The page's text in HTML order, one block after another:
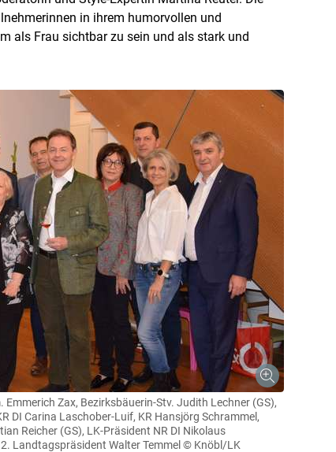
in ihrem humorvollen und
als Frau sichtbar zu sein und als stark und
Zax, Bezirksbäuerin-Stv. Judith Lechner (GS),
DI Carina Laschober-Luif, KR Hansjörg Schrammel,
Reicher (GS), LK-Präsident NR DI Nikolaus
Landtagspräsident Walter Temmel © Knöbl/LK